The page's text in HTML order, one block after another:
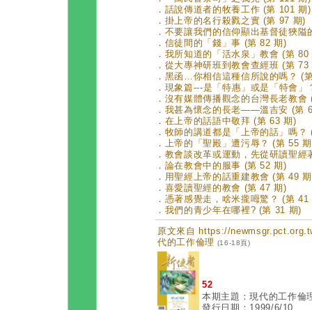
． 話說傳道者的牧養工作 (第 101 期)
． 掛上帝的名行殺戮之實 (第 97 期)
． 不要讓我們的信仰顯出基督徒狹
． 信徒間的「錢」事 (第 82 期)
． 我所知道的「活水泉」教會 (第 80
． 從大專神研班到教會查經班 (第 73
． 黑函…你相信這種信所說的嗎？ (
． 現象篇---是「特惠」或是「特會」
． 沒有媒體傳播觀念的台灣長老教會
． 我甚為懷念的長老——溫吉安 (第
． 在上帝的話語中敬拜 (第 63 期)
． 牧師的講道都是「上帝的話」嗎？
． 上帝的「聖殿」遭污辱？ (第 55
． 教會談改革或運動，先從研讀聖經
． 論在教會中的服事 (第 52 期)
． 用聖經上帝的話重建教會 (第 49
． 喜愛讀聖經的教會 (第 47 期)
． 憑著感覺走，啥米攏呣驚？ (第 41
． 我們的青少年在哪裡? (第 31 期)
原文來自 https://
代的工作倫理 (16-18頁)
52
本期主題：現代的工作倫
發行日期：1999/6/10